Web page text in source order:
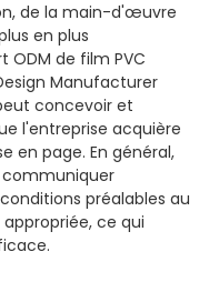
de la main-d'œuvre
en plus
ODM de film PVC
Manufacturer
concevoir et
l'entreprise acquière
en page. En général,
communiquer
préalables au
ce qui